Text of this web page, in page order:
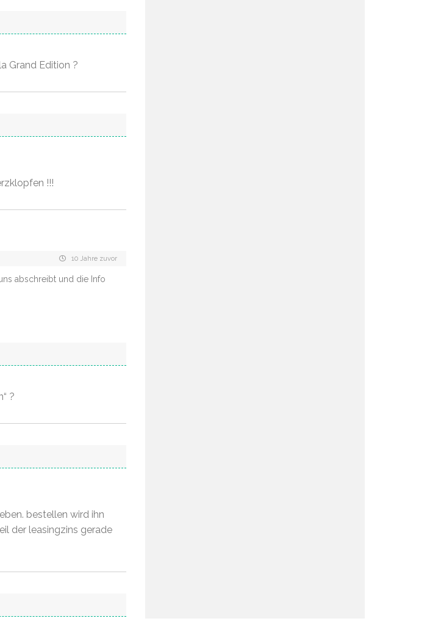
Grand Edition ?
!!!
10 Jahre zuvor
abschreibt und die Info
?
bestellen wird ihn
der leasingzins gerade